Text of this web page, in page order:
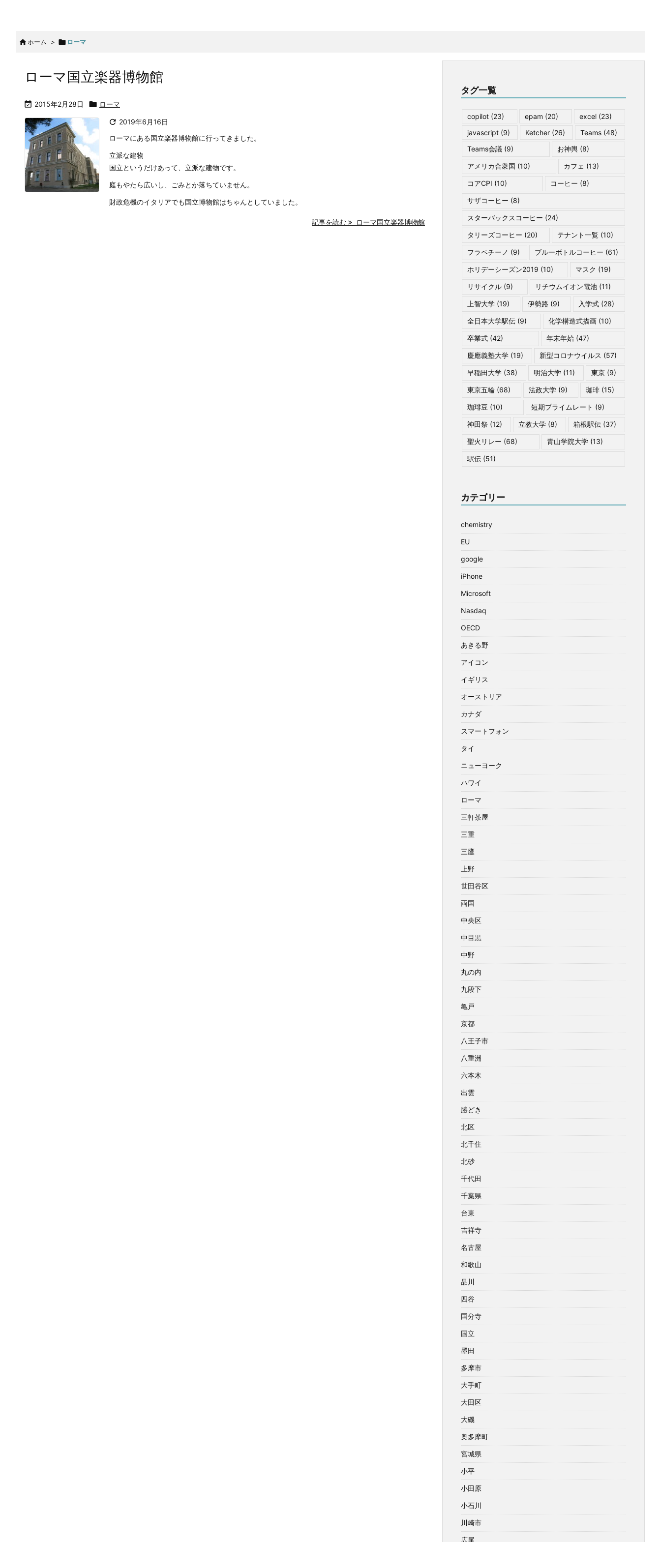
 ホーム >  ローマ
ローマ国立楽器博物館
 2015年2月28日  ローマ
 2019年6月16日
ローマにある国立楽器博物館に行ってきました。
立派な建物
国立というだけあって、立派な建物です。
庭もやたら広いし、ごみとか落ちていません。
財政危機のイタリアでも国立博物館はちゃんとしていました。
記事を読む ローマ国立楽器博物館
タグ一覧
copilot (23) epam (20) excel(23)
javascript (9) Ketcher (26) Teams (48)
Teams会議 (9) お神輿(8)
アメリカ合衆国 (10) カフェ (13)
コアCPI (10) コーヒー (8)
サザコーヒー (8)
スターバックスコーヒー (24)
タリーズコーヒー (20) テナント一覧(10)
フラペチーノ (9) ブルーボトルコーヒー (61)
ホリデーシーズン2019 (10) マスク (19)
リサイクル (9) リチウムイオン電池(11)
上智大学 (19) 伊勢路 (9) 入学式(28)
全日本大学駅伝 (9) 化学構造式描画(10)
卒業式 (42) 年末年始 (47)
慶應義塾大学 (19) 新型コロナウイルス (57)
早稲田大学 (38) 明治大学 (11) 東京 (9)
東京五輪 (68) 法政大学 (9) 珈琲 (15)
珈琲豆 (10) 短期プライムレート (9)
神田祭 (12) 立教大学 (8) 箱根駅伝 (37)
聖火リレー (68) 青山学院大学 (13)
駅伝 (51)
カテゴリー
chemistry
EU
google
iPhone
Microsoft
Nasdaq
OECD
あきる野
アイコン
イギリス
オーストリア
カナダ
スマートフォン
タイ
ニューヨーク
ハワイ
ローマ
三軒茶屋
三重
三鷹
上野
世田谷区
両国
中央区
中目黒
中野
丸の内
九段下
亀戸
京都
八王子市
八重洲
六本木
出雲
勝どき
北区
北千住
北砂
千代田
千葉県
台東
吉祥寺
名古屋
和歌山
品川
四谷
国分寺
国立
墨田
多摩市
大手町
大田区
大磯
奥多摩町
宮城県
小平
小田原
小石川
川崎市
広尾